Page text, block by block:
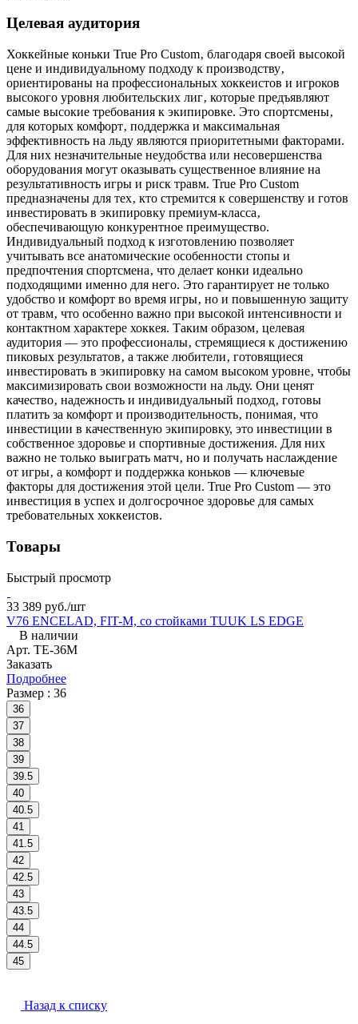
Целевая аудитория
Хоккейные коньки True Pro Custom‚ благодаря своей высокой
цене и индивидуальному подходу к производству‚
ориентированы на профессиональных хоккеистов и игроков
высокого уровня любительских лиг‚ которые предъявляют
самые высокие требования к экипировке. Это спортсмены‚
для которых комфорт‚ поддержка и максимальная
эффективность на льду являются приоритетными факторами.
Для них незначительные неудобства или несовершенства
оборудования могут оказывать существенное влияние на
результативность игры и риск травм. True Pro Custom
предназначены для тех‚ кто стремится к совершенству и готов
инвестировать в экипировку премиум-класса‚
обеспечивающую конкурентное преимущество.
Индивидуальный подход к изготовлению позволяет
учитывать все анатомические особенности стопы и
предпочтения спортсмена‚ что делает конки идеально
подходящими именно для него. Это гарантирует не только
удобство и комфорт во время игры‚ но и повышенную защиту
от травм‚ что особенно важно при высокой интенсивности и
контактном характере хоккея. Таким образом‚ целевая
аудитория — это профессионалы‚ стремящиеся к достижению
пиковых результатов‚ а также любители‚ готовящиеся
инвестировать в экипировку на самом высоком уровне‚ чтобы
максимизировать свои возможности на льду. Они ценят
качество‚ надежность и индивидуальный подход‚ готовы
платить за комфорт и производительность‚ понимая‚ что
инвестиции в качественную экипировку, это инвестиции в
собственное здоровье и спортивные достижения. Для них
важно не только выиграть матч‚ но и получать наслаждение
от игры‚ а комфорт и поддержка коньков — ключевые
факторы для достижения этой цели. True Pro Custom — это
инвестиция в успех и долгосрочное здоровье для самых
требовательных хоккеистов.
Товары
Быстрый просмотр
33 389 руб./шт
V76 ENCELAD, FIT-M, со стойками TUUK LS EDGE
В наличии
Арт. TE-36M
Заказать
Подробнее
Размер : 36
36
37
38
39
39.5
40
40.5
41
41.5
42
42.5
43
43.5
44
44.5
45
Назад к списку